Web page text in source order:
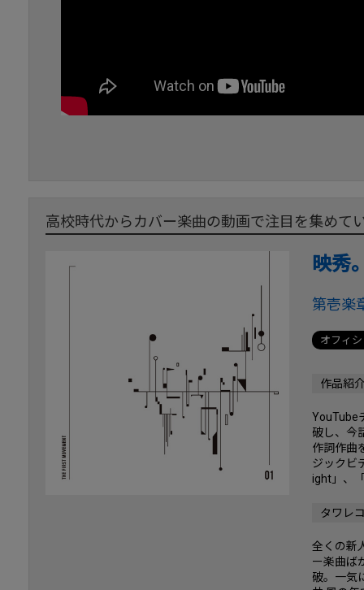
高校時代からカバー楽曲の動画で注目を集めて
映秀
第壱楽
オフィ
作品紹
YouTube
破し、今
作詞作曲
ジックビ
ight」、
タワレ
全くの新
ー楽曲ば
破。一気